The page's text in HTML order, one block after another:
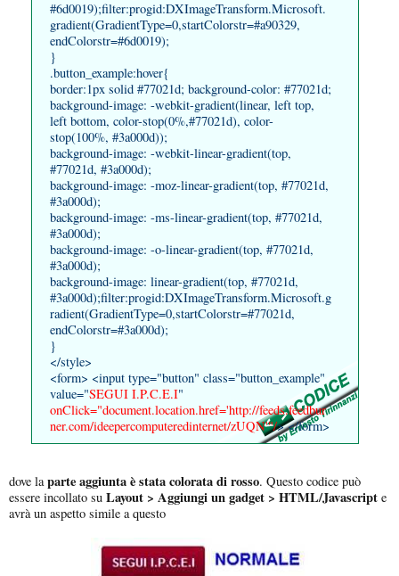
#6d0019);filter:progid:DXImageTransform.Microsoft.
gradient(GradientType=0,startColorstr=#a90329,
endColorstr=#6d0019);
}
.button_example:hover{
border:1px solid #77021d; background-color: #77021d;
background-image: -webkit-gradient(linear, left top,
left bottom, color-stop(0%,#77021d), color-
stop(100%, #3a000d));
background-image: -webkit-linear-gradient(top,
#77021d, #3a000d);
background-image: -moz-linear-gradient(top, #77021d,
#3a000d);
background-image: -ms-linear-gradient(top, #77021d,
#3a000d);
background-image: -o-linear-gradient(top, #77021d,
#3a000d);
background-image: linear-gradient(top, #77021d,
#3a000d);filter:progid:DXImageTransform.Microsoft.g
radient(GradientType=0,startColorstr=#77021d,
endColorstr=#3a000d);
}
</style>
<form> <input type="button" class="button_example"
value="SEGUI I.P.C.E.I"
onClick="document.location.href='http://feeds.feedbur
ner.com/ideepercomputeredinternet/zUQN'"/> </form>
dove laparte aggiunta è stata colorata di rosso. Questo codice può
essere incollato su Layout > Aggiungi un gadget > HTML/Javascript e
avrà un aspetto simile a questo